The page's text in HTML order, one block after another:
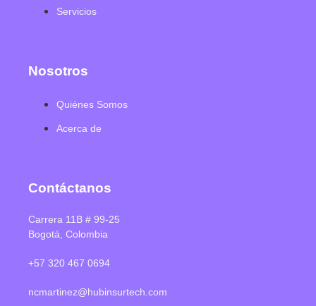
Servicios
Nosotros
Quiénes Somos
Acerca de
Contáctanos
Carrera 11B # 99-25
Bogotá, Colombia
+57 320 467 0694
ncmartinez@hubinsurtech.com